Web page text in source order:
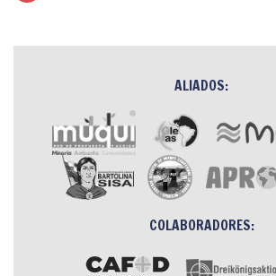
ALIADOS:
COLABORADORES: